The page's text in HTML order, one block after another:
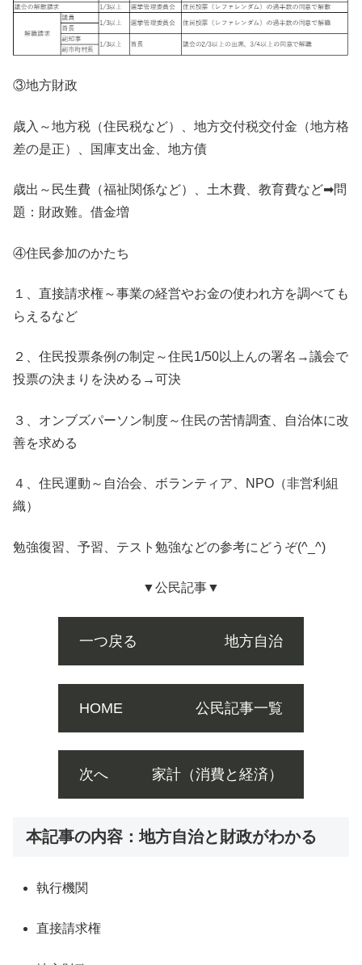
③地方財政
歳入～地方税（住民税など）、地方交付税交付金（地方格
差の是正）、国庫支出金、地方債
歳出～民生費（福祉関係など）、土木費、教育費など➡問
題：財政難。借金増
④住民参加のかたち
１、直接請求権～事業の経営やお金の使われ方を調べても
らえるなど
２、住民投票条例の制定～住民1/50以上んの署名→議会で
投票の決まりを決める→可決
３、オンブズパーソン制度～住民の苦情調査、自治体に改
善を求める
４、住民運動～自治会、ボランティア、NPO（非営利組
織）
勉強復習、予習、テスト勉強などの参考にどうぞ(^_^)
▼公民記事▼
一つ戻る 地方自治
HOME 公民記事一覧
次へ 家計（消費と経済）
本記事の内容：地方自治と財政がわかる
執行機関
直接請求権